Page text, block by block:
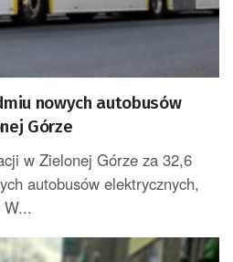
nowych autobusów
Górze
w Zielonej Górze za 32,6
autobusów elektrycznych,
W...